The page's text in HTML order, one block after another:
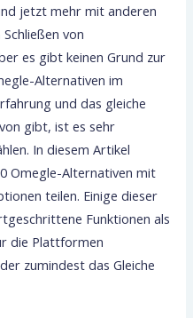
jetzt mehr mit anderen
von
es gibt keinen Grund zur
Alternativen im
und das gleiche
gibt, ist es sehr
In diesem Artikel
Omegle-Alternativen mit
teilen. Einige dieser
Funktionen als
die Plattformen
zumindest das Gleiche